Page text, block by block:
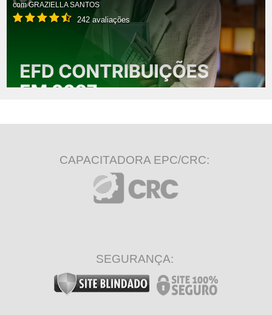
comGRAZIELLA SANTOS
242 avaliações
CAPACITADORA EPC/CRC:
SEGURANÇA: